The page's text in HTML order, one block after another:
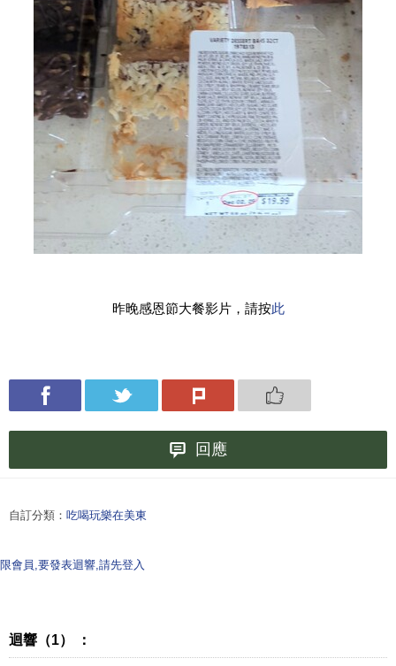
昨晚感恩節大餐影片，請按此
回應
自訂分類： 吃喝玩樂在美東
限會員,要發表迴響,請先登入
迴響（1） ：